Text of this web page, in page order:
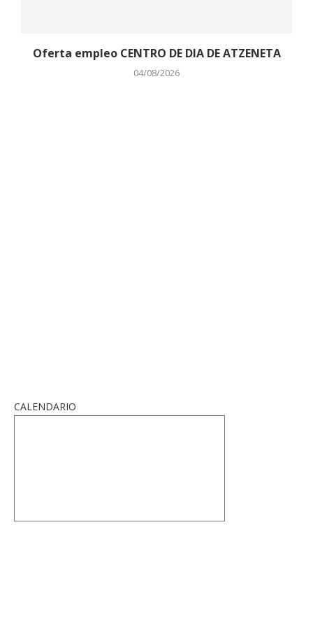
Oferta empleo CENTRO DE DIA DE ATZENETA
04/08/2026
CALENDARIO